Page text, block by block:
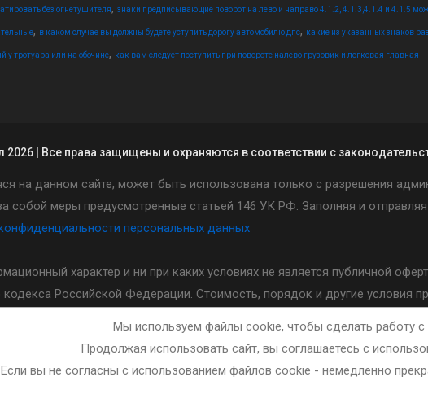
без огнетушителя, знаки предписывающие поворот на лево и направо 4.1.2, 4.1.3,4.1.4 и 4.1.5
, в каком случае вы должны будете уступить дорогу автомобилю дпс, какие из указанных знаков
у тротуара или на обочине, как вам следует поступить при повороте налево грузовик и легковая главная
| Все права защищены и охраняются в соответствии с
на данном сайте, может быть использована только с разрешения
собой меры предусмотренные статьей 146 УК РФ. Заполняя и
персональных данных
характер и ни при каких условиях не является публичной
Российской Федерации. Стоимость, порядок и другие условия
сайта - bleaksoft.ru
Мы используем файлы cookie, чтобы сделать работу с
Продолжая использовать сайт, вы соглашаетесь с
Если вы не согласны с использованием файлов cookie - немедленно